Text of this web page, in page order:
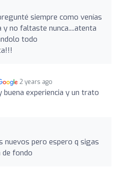
siempre como venías
y no faltaste nunca....atenta
todo
2 years ago
buena experiencia y un trato
nuevos pero espero q sigas
de fondo